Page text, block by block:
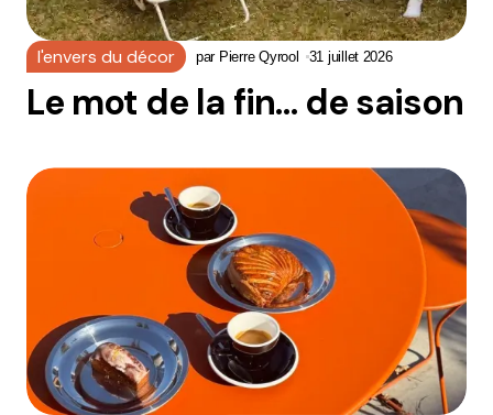
l'envers du décor par Pierre Qyrool 31 juillet 2026
Le mot de la fin… de saison